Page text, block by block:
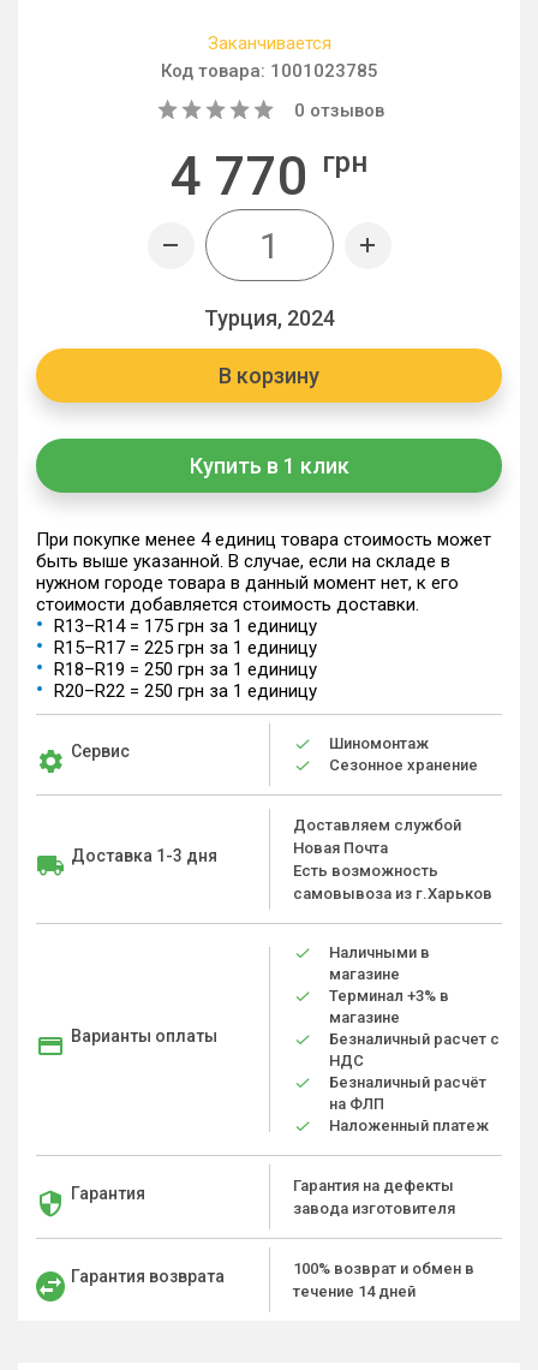
Заканчивается
Код товара: 1001023785
0 отзывов
4 770 грн
Турция, 2024
В корзину
Купить в 1 клик
При покупке менее 4 единиц товара стоимость может
быть выше указанной. В случае, если на складе в
нужном городе товара в данный момент нет, к его
стоимости добавляется стоимость доставки.
R13–R14 = 175 грн за 1 единицу
R15–R17 = 225 грн за 1 единицу
R18–R19 = 250 грн за 1 единицу
R20–R22 = 250 грн за 1 единицу
Сервис
Шиномонтаж
Сезонное хранение
Доставка 1-3 дня
Доставляем службой
Новая Почта
Есть возможность
самовывоза из г.Харьков
Варианты оплаты
Наличными в
магазине
Терминал +3% в
магазине
Безналичный расчет с
НДС
Безналичный расчёт
на ФЛП
Наложенный платеж
Гарантия
Гарантия на дефекты
завода изготовителя
Гарантия возврата
100% возврат и обмен в
течение 14 дней